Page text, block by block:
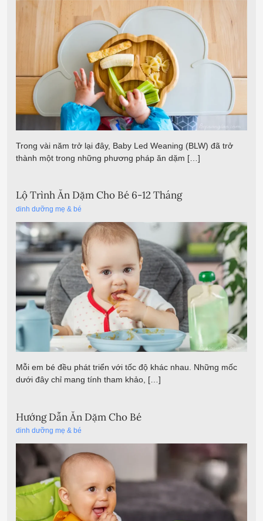
Trong vài năm trở lại đây, Baby Led Weaning (BLW) đã trở
thành một trong những phương pháp ăn dặm […]
Lộ Trình Ăn Dặm Cho Bé 6-12 Tháng
dinh dưỡng mẹ & bé
Mỗi em bé đều phát triển với tốc độ khác nhau. Những mốc
dưới đây chỉ mang tính tham khảo, […]
Hướng Dẫn Ăn Dặm Cho Bé
dinh dưỡng mẹ & bé